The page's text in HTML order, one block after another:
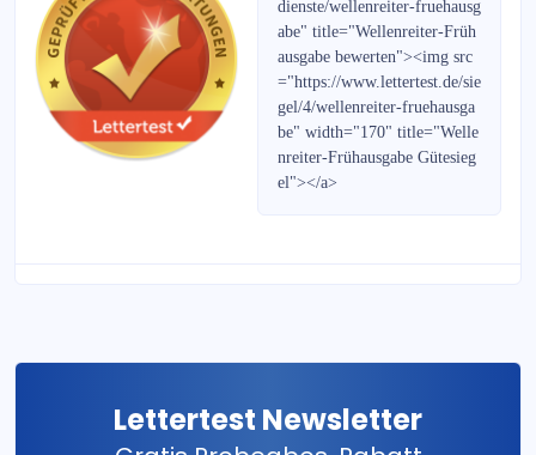
Börse Global
Frankfurter Börsenbrief
PortfolioJournal
RohstoffJournal DERIVATE
dienste/wellenreiter-fruehausg
abe" title="Wellenreiter-Früh
ausgabe bewerten"><img src
="https://www.lettertest.de/sie
gel/4/wellenreiter-fruehausga
be" width="170" title="Welle
nreiter-Frühausgabe Gütesieg
el"></a>
Lettertest Newsletter